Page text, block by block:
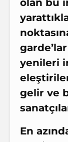
olan bu
yenileri
gelir ve
En